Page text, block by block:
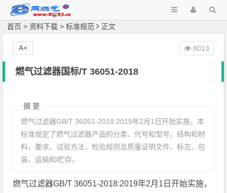
首页 >资料下载 >标准规范 正文
燃气过滤器国标/T 36051-2018
摘 要
燃气过滤器GB/T 36051-2018:2019年2月1日开始实施，本
标准规定了燃气过滤器产品的分类、代号和型号，结构和材
料，要求，试验方法，检验规则及质量证明文件、标志、包
装、运输和l贮存。
燃气过滤器GB/T 36051-2018:2019年2月1日开始实施，
8013
A+